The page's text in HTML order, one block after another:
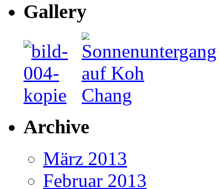
Gallery
Archive
März 2013
Februar 2013